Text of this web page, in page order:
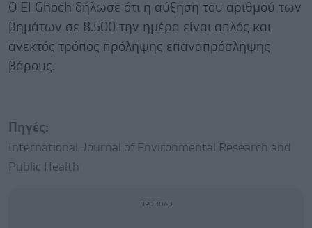
Ο El Ghoch δήλωσε ότι η αύξηση του αριθμού των
βημάτων σε 8.500 την ημέρα είναι απλός και
ανεκτός τρόπος πρόληψης επαναπρόσληψης
βάρους.
Πηγές:
International Journal of Environmental Research and
Public Health